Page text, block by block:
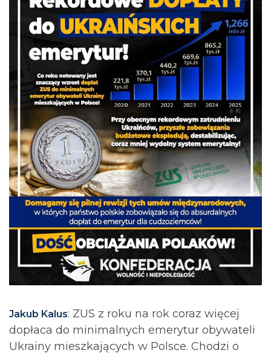
Jakub Kalus: ZUS z roku na rok coraz więcej
dopłaca do minimalnych emerytur obywateli
Ukrainy mieszkających w Polsce. Chodzi o